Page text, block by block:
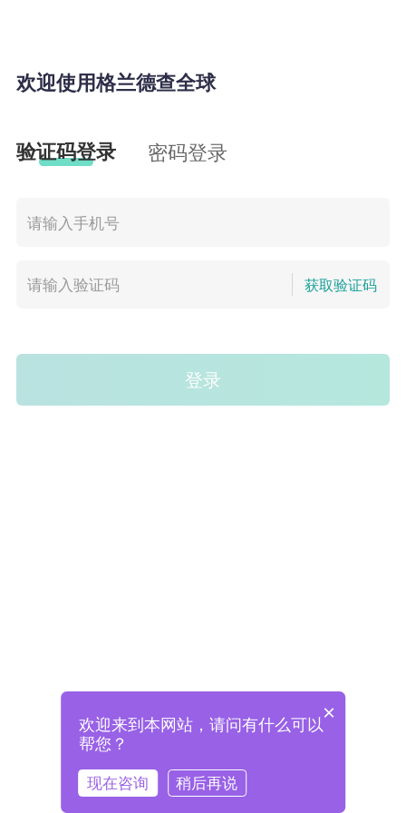
欢迎使用格兰德查全球
验证码登录 密码登录
获取验证码
登录
登录即表示已阅读并同意《格兰德官网用户协议》
×
欢迎来到本网站，请问有什么可以
帮您？
现在咨询 稍后再说